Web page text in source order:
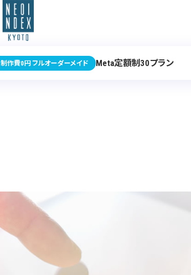
制作費0円 フルオーダーメイド Meta定額制30プラン